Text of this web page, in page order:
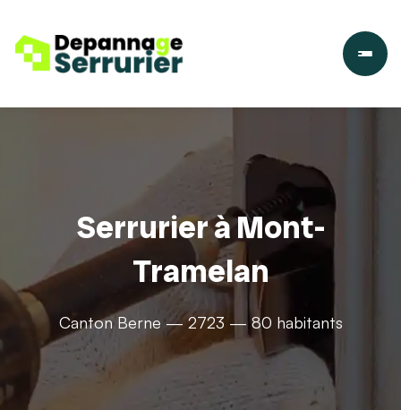
Serrurier à Mont-
Tramelan
Canton Berne — 2723 — 80 habitants